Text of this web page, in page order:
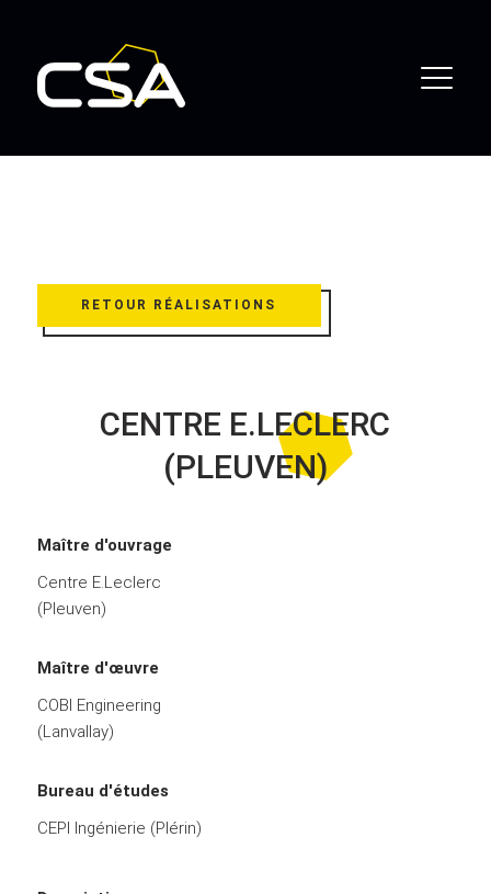
RETOUR RÉALISATIONS
CENTRE E.LECLERC
(PLEUVEN)
Maître d'ouvrage
Centre E.Leclerc
(Pleuven)
Maître d'œuvre
COBI Engineering
(Lanvallay)
Bureau d'études
CEPI Ingénierie (Plérin)